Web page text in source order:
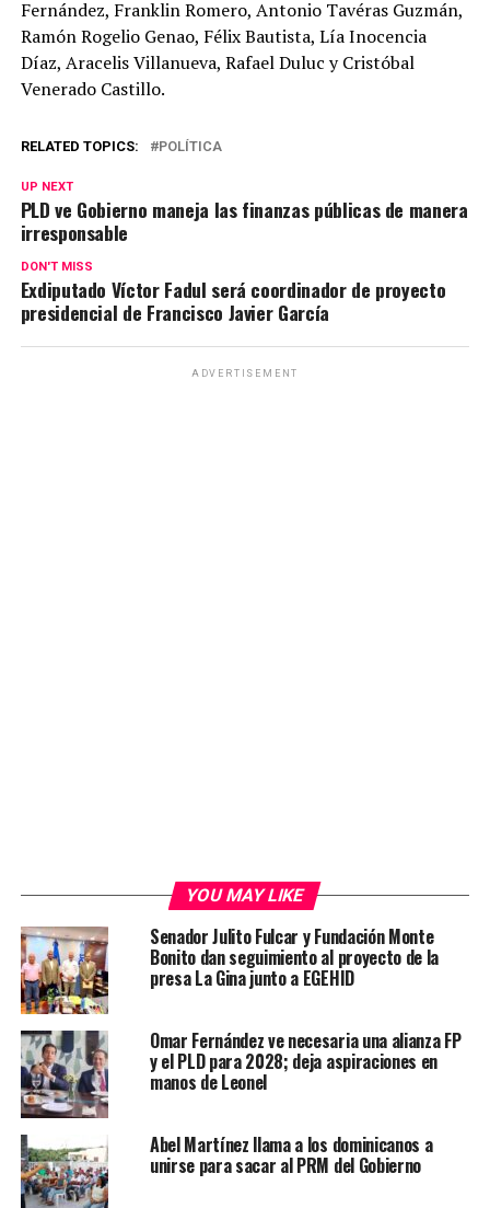
Fernández, Franklin Romero, Antonio Tavéras Guzmán,
Ramón Rogelio Genao, Félix Bautista, Lía Inocencia
Díaz, Aracelis Villanueva, Rafael Duluc y Cristóbal
Venerado Castillo.
RELATED TOPICS: POLÍTICA
UP NEXT
PLD ve Gobierno maneja las finanzas públicas de manera
irresponsable
DON'T MISS
Exdiputado Víctor Fadul será coordinador de proyecto
presidencial de Francisco Javier García
ADVERTISEMENT
YOU MAY LIKE
Senador Julito Fulcar y Fundación Monte
Bonito dan seguimiento al proyecto de la
presa La Gina junto a EGEHID
Omar Fernández ve necesaria una alianza FP
y el PLD para 2028; deja aspiraciones en
manos de Leonel
Abel Martínez llama a los dominicanos a
unirse para sacar al PRM del Gobierno